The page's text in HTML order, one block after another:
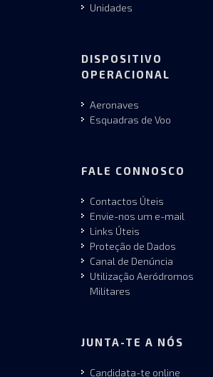
Unidades
DISPOSITIVO
OPERACIONAL
Aeronaves
Esquadras de Voo
FALE CONNOSCO
Contactos Úteis
Envie-nos um e-mail
Links Úteis
Proteção de Dados
Canal de Denúncia
Utilização Aeródromos
Militares
JUNTA-TE A NÓS
Candidata-te online